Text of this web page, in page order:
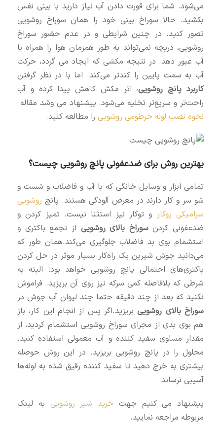
می‌شود. شما برای قورت دادن آب نیاز دارید با بینی نفس
بکشید. حالا سوراخ بینی خود را همان سوراخ روشویی
تصور کنید. در چنین شرایطی و در عدم حضور سوراخ
روشویی، دریچه نمی‌تواند به طور همزمان هوا را همراه با
آب عبور دهد. در نتیجه مکشی که ایجاد می گردد، حرکت
آب به سمت پایین را کندتر می‌کند. اما با در نظر گرفتن
کاربرد پانچ روشویی، اثر مکش کاهش پیدا کرده و آب
راحت‌تر و سریع‌تر تخلیه می‌شود. پیشنهاد می وشد مقاله
نحوه نصب لوله خرطومی روشویی را مطالعه کنید.
بهترین روش برای ضدعفونی پانچ روشویی چیست؟
تمامی ابزار و وسایل خانگی که با آب و فاضلاب و شست و
شو سر و کار دارند در معرض آلودگی هستند. پانچ روشویی
سرامیکی روکار و توکار نیز استثنا نیست. تمیز کردن و
ضدعفونی کردنسوراخ بالای روشویی از تجمع باکتری و
استشمام بوی بد فاضلاب جلوگیری می‌کند.همان طور که
می‌دانید جوش شیرین یک راه‌کار بسیار موثر در حل کردن
باکتری‌های احتمالی پانچ روشویی خواهد بود؛ البته به
شرطی که بلافاصله کمی سرکه نیز روی آن بریزید. فراموش
نکنید که بعد از چند دقیقه حتما چند لیوان آب جوش در
سوراخ بالای روشوییبریزید.اگر پس از انجام این کار، باز
هم بوی بدی از مجرای سوراخ روشویی استشمام کردید، از
مقدار مساوی سفید کننده و آب معمولی استفاده کنید.
محلول را در پانچ روشویی بریزید. در این روش حوصله
بیشتری به خرج دهید تا سفید کننده رقیق شده به لوله‌ها
آسیبی نرساند.
پیشنهاد می کنیم جهت خرید شیر روشویی به لینک
مربوطه مراجعه نمایید.